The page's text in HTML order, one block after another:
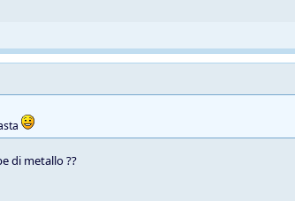
di metallo ??